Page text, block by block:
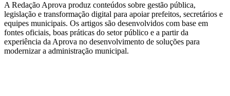
A Redação Aprova produz conteúdos sobre gestão pública,
legislação e transformação digital para apoiar prefeitos, secretários e
equipes municipais. Os artigos são desenvolvidos com base em
fontes oficiais, boas práticas do setor público e a partir da
experiência da Aprova no desenvolvimento de soluções para
modernizar a administração municipal.